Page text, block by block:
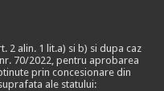
2 alin. 1 lit.a) si b) si dupa caz
70/2022, pentru aprobarea
prin concesionare din
ale statului: